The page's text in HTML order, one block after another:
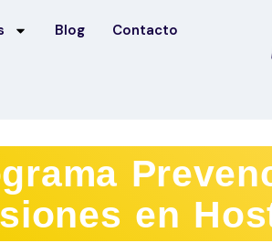
Blog Contacto
en